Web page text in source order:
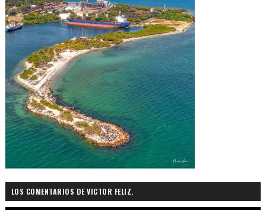
LOS COMENTARIOS DE VICTOR FELIZ.